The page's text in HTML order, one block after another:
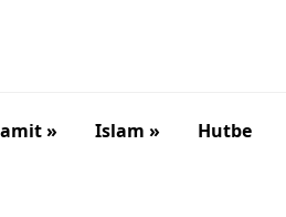
» Islam » Hutbe